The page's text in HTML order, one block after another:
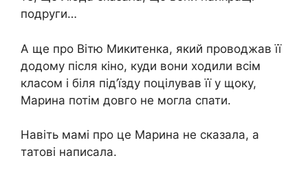
подруги…
А ще про Вітю Микитенка, який проводжав її
додому після кіно, куди вони ходили всім
класом і біля під’їзду поцілував її у щоку,
Марина потім довго не могла спати.
Навіть мамі про це Марина не сказала, а
татові написала.